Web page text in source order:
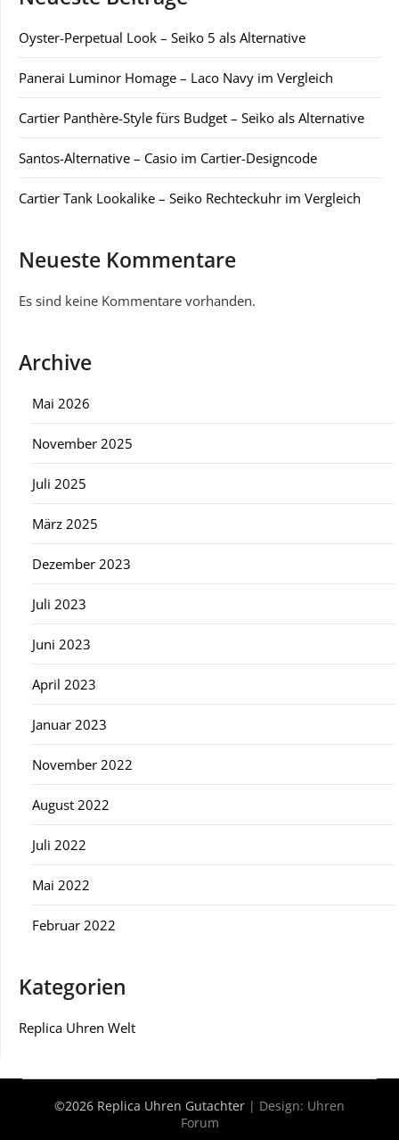
Oyster-Perpetual Look – Seiko 5 als Alternative
Panerai Luminor Homage – Laco Navy im Vergleich
Cartier Panthère-Style fürs Budget – Seiko als Alternative
Santos-Alternative – Casio im Cartier-Designcode
Cartier Tank Lookalike – Seiko Rechteckuhr im Vergleich
Neueste Kommentare
Es sind keine Kommentare vorhanden.
Archive
Mai 2026
November 2025
Juli 2025
März 2025
Dezember 2023
Juli 2023
Juni 2023
April 2023
Januar 2023
November 2022
August 2022
Juli 2022
Mai 2022
Februar 2022
Kategorien
Replica Uhren Welt
©2026 Replica Uhren Gutachter | Design: Uhren
Forum